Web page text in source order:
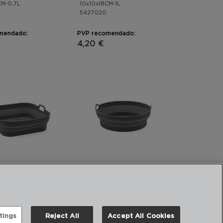
0,7L
10x10x18CM-1L
5427020
PVP recomendado:
4,20 €
Reject All Accept All Cookies